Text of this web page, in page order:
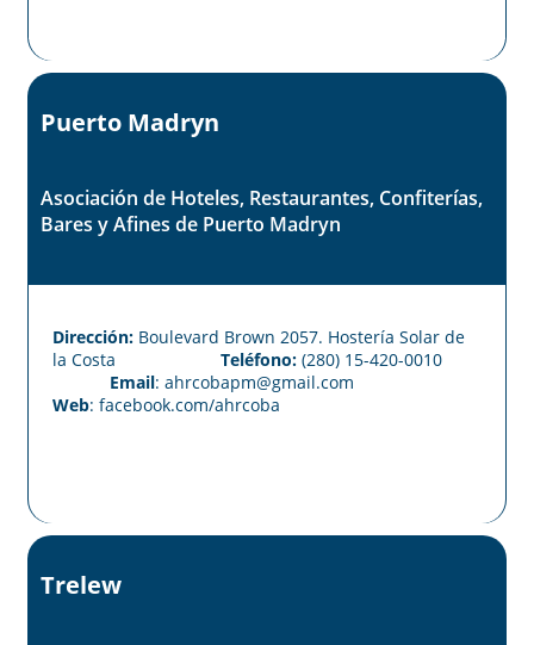
Puerto Madryn
Asociación de Hoteles, Restaurantes, Confiterías,
Bares y Afines de Puerto Madryn
Dirección: Boulevard Brown 2057. Hostería Solar de
la Costa Teléfono: (280) 15-420-0010
Email: ahrcobapm@gmail.com
Web: facebook.com/ahrcoba
Trelew